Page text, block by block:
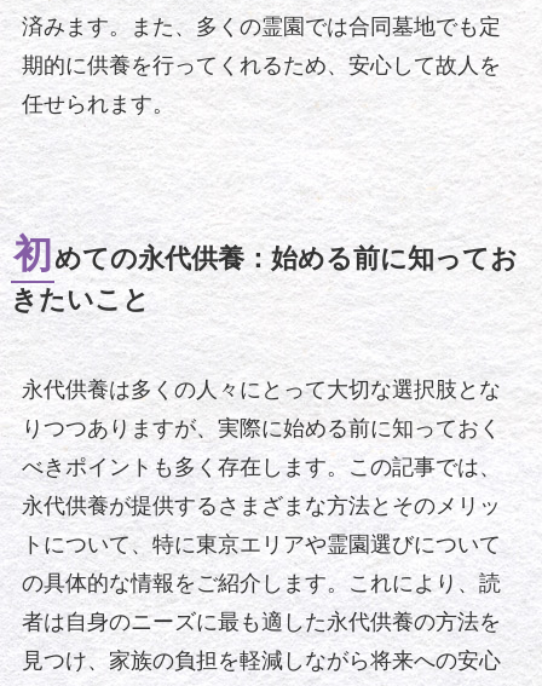
済みます。また、多くの霊園では合同墓地でも定
期的に供養を行ってくれるため、安心して故人を
任せられます。
初 めての永代供養：始める前に知ってお
きたいこと
永代供養は多くの人々にとって大切な選択肢とな
りつつありますが、実際に始める前に知っておく
べきポイントも多く存在します。この記事では、
永代供養が提供するさまざまな方法とそのメリッ
トについて、特に東京エリアや霊園選びについて
の具体的な情報をご紹介します。これにより、読
者は自身のニーズに最も適した永代供養の方法を
見つけ、家族の負担を軽減しながら将来への安心